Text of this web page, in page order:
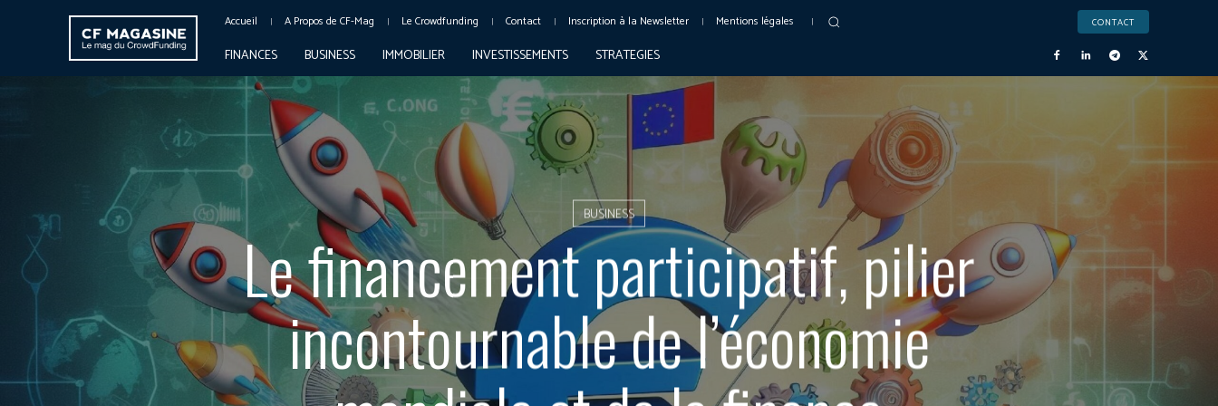
Accueil A Propos de CF-Mag Le Crowdfunding Contact Inscription à la Newsletter Mentions légales CONTACT
FINANCES BUSINESS IMMOBILIER INVESTISSEMENTS STRATEGIES
BUSINESS
Le financement participatif, pilier
incontournable de l’économie